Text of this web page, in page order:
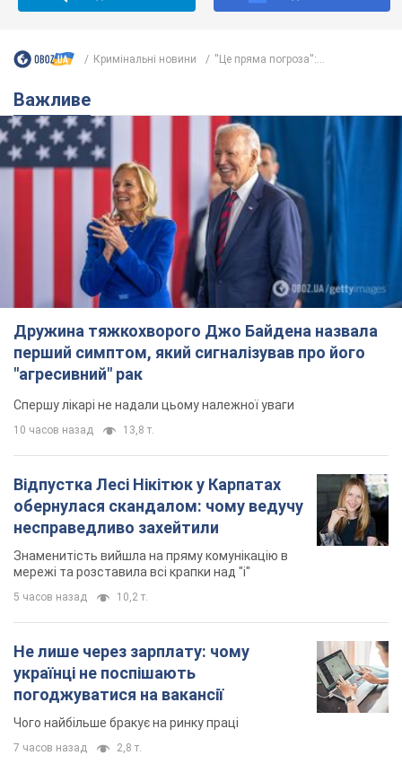
Кримінальні новини ''Це пряма погроза'':...
Важливе
Дружина тяжкохворого Джо Байдена назвала
перший симптом, який сигналізував про його
"агресивний" рак
Спершу лікарі не надали цьому належної уваги
10 часов назад 13,8 т.
Відпустка Лесі Нікітюк у Карпатах
обернулася скандалом: чому ведучу
несправедливо захейтили
Знаменитість вийшла на пряму комунікацію в
мережі та розставила всі крапки над "і"
5 часов назад 10,2 т.
Не лише через зарплату: чому
українці не поспішають
погоджуватися на вакансії
Чого найбільше бракує на ринку праці
7 часов назад 2,8 т.